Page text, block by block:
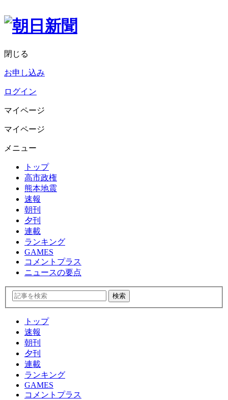
閉じる
お申し込み
ログイン
マイページ
マイページ
メニュー
トップ
高市政権
熊本地震
速報
朝刊
夕刊
連載
ランキング
GAMES
コメントプラス
ニュースの要点
トップ
速報
朝刊
夕刊
連載
ランキング
GAMES
コメントプラス